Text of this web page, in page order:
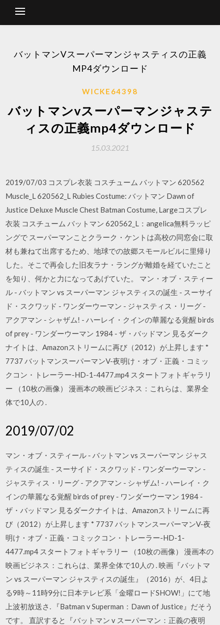
バットマンVスーパーマンジャスティスの正義
MP4ダウンロード
WICKE64398
バットマンvスーパーマンジャステ
ィスの正義mp4ダウンロード
15.03.2021
2019/07/03 コスプレ衣装 コスチューム バットマン 620562
Muscle_L 620562_L Rubies Costume: バットマン Dawn of
Justice Deluxe Muscle Chest Batman Costume, Largeコスプレ
衣装 コスチューム バットマン 620562_L：angelica無料ラッピ
ングで スーパーマンことクラーク・ケントは高校の同窓会に取
材も兼ねて出席するため、地球での故郷スモールビルに里帰り
した。そこで再会した旧友ラナ・ラングが離婚を経ていたこと
を知り、何かと力になってあげていた。 マン・オブ・スティー
ル - バットマン vs スーパーマン ジャスティスの誕生 - スーサイ
ド・スクワッド - ワンダーウーマン - ジャスティス・リーグ -
アクアマン - シャザム! - ハーレイ・クインの華麗なる覚醒 birds
of prey - ワンダーウーマン 1984 - ザ・バッドマン 見るダーク
ナイトは、Amazonストリームに再び（2012）が上昇します *
7737 バットマンスーパーマンV-夜明け・オブ・正義・コミッ
クコン・トレーラー-HD-1-4477.mp4 スタートフォトギャラリ
ー （10枚の画像） 漫画本の映画ビジネス：これらは、業界全
体で10人の .
2019/07/02
マン・オブ・スティール - バットマン vs スーパーマン ジャス
ティスの誕生 - スーサイド・スクワッド - ワンダーウーマン -
ジャスティス・リーグ - アクアマン - シャザム! - ハーレイ・ク
インの華麗なる覚醒 birds of prey - ワンダーウーマン 1984 -
ザ・バッドマン 見るダークナイトは、Amazonストリームに再
び（2012）が上昇します * 7737 バットマンスーパーマンV-夜
明け・オブ・正義・コミックコン・トレーラー-HD-1-
4477.mp4 スタートフォトギャラリー （10枚の画像） 漫画本の
映画ビジネス：これらは、業界全体で10人の . 映画『バットマ
ン vs スーパーマン ジャスティスの誕生』（2016）が、4日よ
る9時～11時9分に日本テレビ系「金曜ロードSHOW!」にて地
上波初放送さ. 『Batman v Superman：Dawn of Justice』だそう
です。 直訳すると『バットマン v スーパーマン：正義の夜明